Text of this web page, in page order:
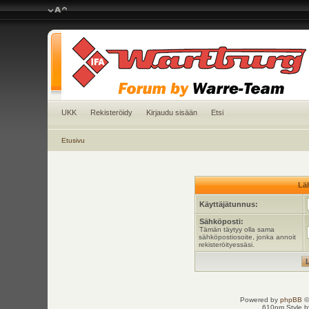
UKK Rekisteröidy Kirjaudu sisään Etsi
Etusivu
Käyttäjätunnus:
Sähköposti:
Tämän täytyy olla sama
sähköpostiosoite, jonka annoit
rekisteröityessäsi.
Powered by phpBB
610nm Style